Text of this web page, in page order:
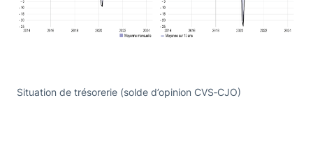
Situation de trésorerie (solde d’opinion CVS‑CJO)